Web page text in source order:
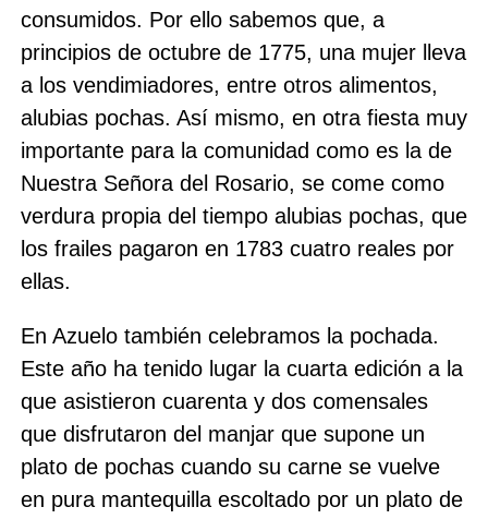
consumidos. Por ello sabemos que, a
principios de octubre de 1775, una mujer lleva
a los vendimiadores, entre otros alimentos,
alubias pochas. Así mismo, en otra fiesta muy
importante para la comunidad como es la de
Nuestra Señora del Rosario, se come como
verdura propia del tiempo alubias pochas, que
los frailes pagaron en 1783 cuatro reales por
ellas.
En Azuelo también celebramos la pochada.
Este año ha tenido lugar la cuarta edición a la
que asistieron cuarenta y dos comensales
que disfrutaron del manjar que supone un
plato de pochas cuando su carne se vuelve
en pura mantequilla escoltado por un plato de